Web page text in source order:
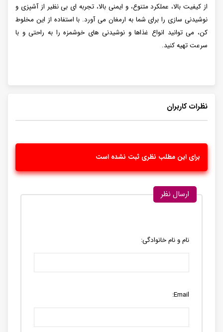
از کیفیت بالا، عملکرد متنوع، و ایمنی بالا، تجربه ای بی نظیر از آشپزی و
نوشیدنی سازی را برای شما به ارمغان می آورد. با استفاده از این مخلوط
کن، می توانید انواع غذاها و نوشیدنی های خوشمزه را به راحتی و با
سرعت تهیه کنید.
نظرات کاربران
برای این مطلب نظری ثبت نشده است
ارسال نظر
نام و نام خانوادگی:
Email: